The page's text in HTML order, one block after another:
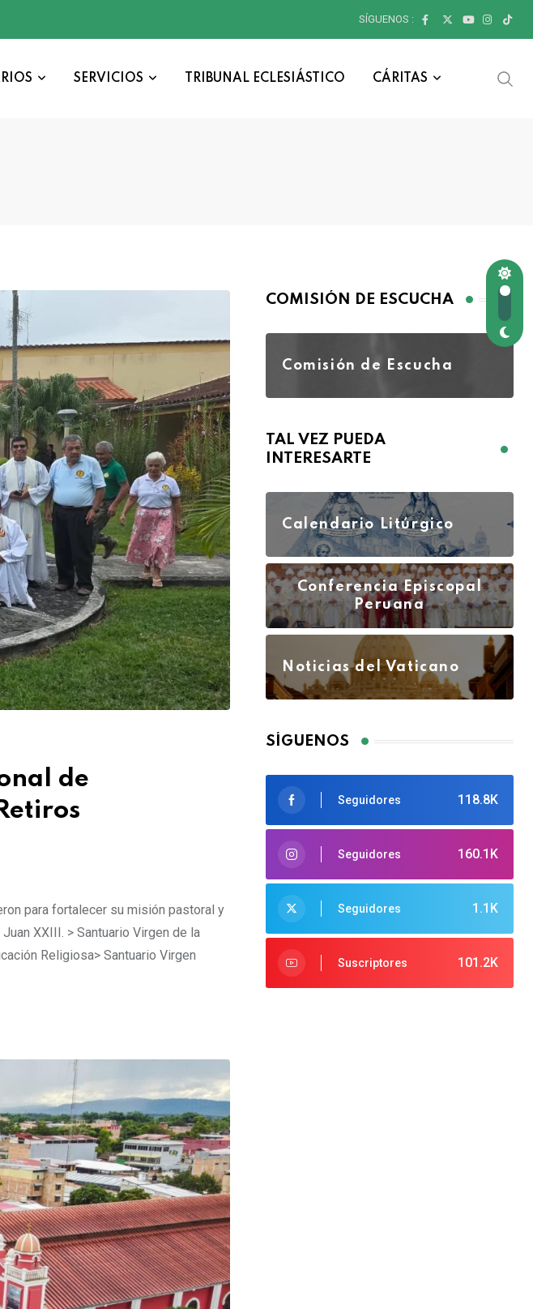
SÍGUENOS :
SERVICIOS TRIBUNAL ECLESIÁSTICO CÁRITAS
de
para fortalecer su misión pastoral y
XXIII. > Santuario Virgen de la
Religiosa> Santuario Virgen
COMISIÓN DE ESCUCHA
Comisión de Escucha
TAL VEZ PUEDA
INTERESARTE
Calendario Litúrgico
Conferencia Episcopal
Peruana
Noticias del Vaticano
SÍGUENOS
118.8K
Seguidores
160.1K
Seguidores
1.1K
Seguidores
101.2K
Suscriptores